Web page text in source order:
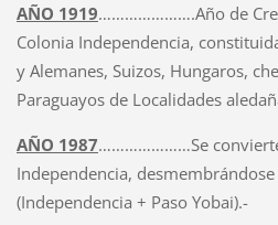
AÑO 1919………………….Año de
Colonia Independencia,
y Alemanes, Suizos, Hungaros,
Paraguayos de Localidades
AÑO 1987…………………Se
Independencia,
(Independencia + Paso Yobai).-